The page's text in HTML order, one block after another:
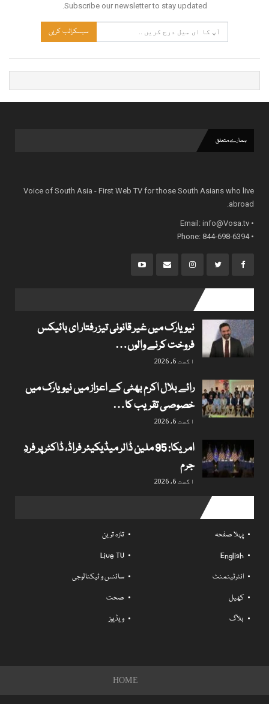
Subscribe our newsletter to stay updated.
سبسکرائب کریں
ہمارے متعلق
Voice of South Asia - First Web TV for those South Asians who live
abroad.
• Email:
info@Vosa.tv
• Phone: 844-698-6394
نیویارک میں غیر قانونی تیز رفتار ای بائیکس
فروخت کرنے والوں…
اگست 6, 2026
رائے بلال اکرم بھٹی کے اعزاز میں نیویارک میں
خصوصی تقریب کا…
اگست 6, 2026
امریکا: 95 ملین ڈالر میڈیکیئر فراڈ، ڈاکٹر پر فردِ
جرم
اگست 6, 2026
پہلا صفحہ
تازہ ترین
English
Live TV
انٹرٹینمنٹ
سائنس و ٹیکنالوجی
کھیل
صحت
بلاگ
ویڈیوز
HOME